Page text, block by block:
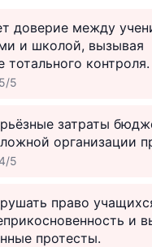
доверие между
и школой, вызывая
контроля.
5
затраты
организации
5
право
и
протесты.